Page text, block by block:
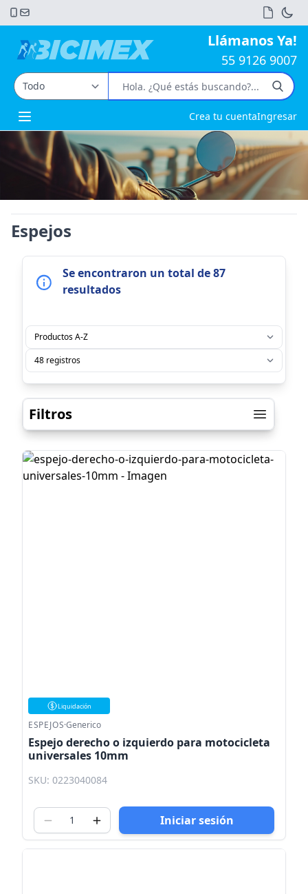
Llámanos Ya!
55 9126 9007
Open main menu Crea tu cuentaIngresar
Espejos
Se encontraron un total de 87
resultados
Filtros
Liquidación
ESPEJOS·Generico
Espejo derecho o izquierdo para motocicleta
universales 10mm
SKU: 0223040084
Iniciar sesión